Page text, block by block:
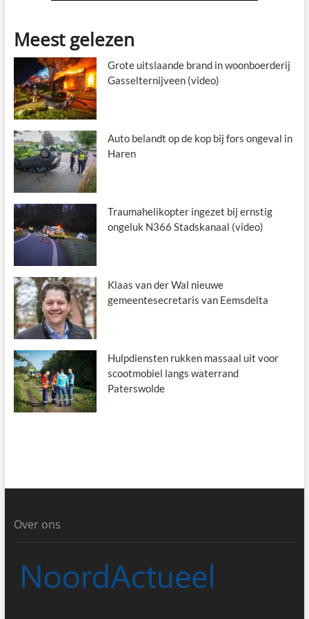
Meest gelezen
Grote uitslaande brand in woonboerderij
Gasselternijveen (video)
Auto belandt op de kop bij fors ongeval in
Haren
Traumahelikopter ingezet bij ernstig
ongeluk N366 Stadskanaal (video)
Klaas van der Wal nieuwe
gemeentesecretaris van Eemsdelta
Hulpdiensten rukken massaal uit voor
scootmobiel langs waterrand
Paterswolde
Over ons